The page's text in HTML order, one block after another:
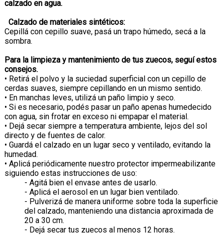
calzado en agua.
Calzado de materiales sintéticos:
Cepillá con cepillo suave, pasá un trapo húmedo, secá a la
sombra.
Para la limpieza y mantenimiento de tus zuecos, seguí estos
consejos.
• Retirá el polvo y la suciedad superficial con un cepillo de
cerdas suaves, siempre cepillando en un mismo sentido.
• En manchas leves, utilizá un paño limpio y seco.
• Si es necesario, podés pasar un paño apenas humedecido
con agua, sin frotar en exceso ni empapar el material.
• Dejá secar siempre a temperatura ambiente, lejos del sol
directo y de fuentes de calor.
• Guardá el calzado en un lugar seco y ventilado, evitando la
humedad.
• Aplicá periódicamente nuestro protector impermeabilizante
siguiendo estas instrucciones de uso:
- Agitá bien el envase antes de usarlo.
- Aplicá el aerosol en un lugar bien ventilado.
- Pulverizá de manera uniforme sobre toda la superficie
del calzado, manteniendo una distancia aproximada de
20 a 30 cm.
- Dejá secar tus zuecos al menos 12 horas.